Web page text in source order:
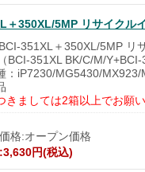
＋350XL/5MP リサイクル
351XL＋350XL/5MP リ
BCI-351XL BK/C/M/Y+BCI-
：iP7230/MG5430/
きましては2箱以上でお願い
格:オープン価格
円(税込)